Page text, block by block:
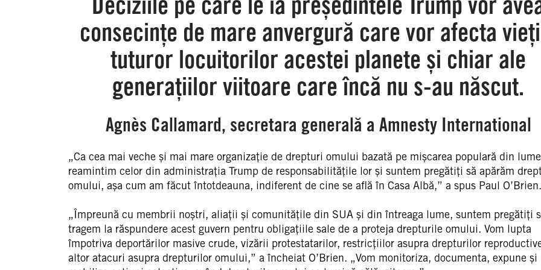
consecințe de mare anvergură care vor afecta
tuturor locuitorilor acestei planete și chiar ale
generațiilor viitoare care încă nu s-au născut.
Agnès Callamard, secretara generală a Amnesty International
„Ca cea mai veche și mai mare organizație de drepturi omului bazată pe mișcarea populară din
reamintim celor din administrația Trump de responsabilitățile lor și suntem pregătiți să apărăm
omului, așa cum am făcut întotdeauna, indiferent de cine se află în Casa Albă,” a spus Paul O’Brien.
„Împreună cu membrii noștri, aliații și comunitățile din SUA și din întreaga lume, suntem pregătiți
tragem la răspundere acest guvern pentru obligațiile sale de a proteja drepturile omului. Vom lupta
împotriva deportărilor masive crude, vizării protestatarilor, restricțiilor asupra drepturilor
altor atacuri asupra drepturilor omului,” a încheiat O’Brien. „Vom monitoriza, documenta, expune și